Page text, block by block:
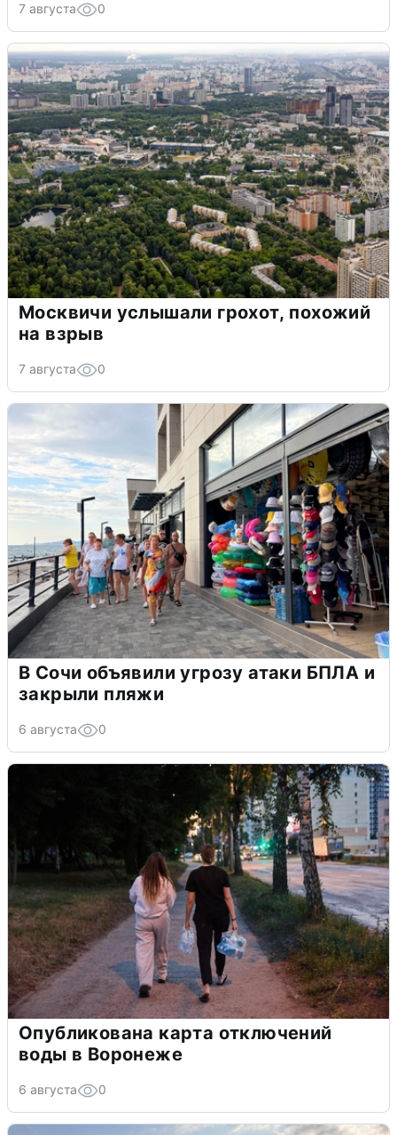
7 августа 0
Москвичи услышали грохот, похожий
на взрыв
7 августа 0
В Сочи объявили угрозу атаки БПЛА и
закрыли пляжи
6 августа 0
Опубликована карта отключений
воды в Воронеже
6 августа 0